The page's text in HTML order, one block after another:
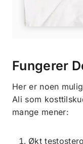
Fungerer
Her er noen
Ali som
mange mener:
Økt